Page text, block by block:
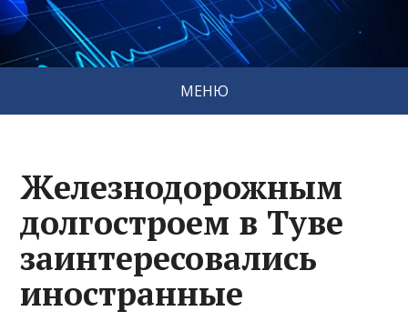
МЕНЮ
Железнодорожным
долгостроем в Туве
заинтересовались
иностранные